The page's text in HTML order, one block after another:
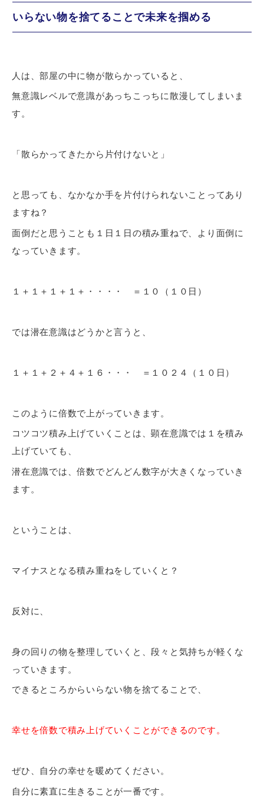
いらない物を捨てることで未来を掴める
人は、部屋の中に物が散らかっていると、
無意識レベルで意識があっちこっちに散漫してしまいま
す。
「散らかってきたから片付けないと」
と思っても、なかなか手を片付けられないことってあり
ますね？
面倒だと思うことも１日１日の積み重ねで、より面倒に
なっていきます。
１＋１＋１＋１＋・・・・ ＝１０（１０日）
では潜在意識はどうかと言うと、
１＋１＋２＋４＋１６・・・ ＝１０２４（１０日）
このように倍数で上がっていきます。
コツコツ積み上げていくことは、顕在意識では１を積み
上げていても、
潜在意識では、倍数でどんどん数字が大きくなっていき
ます。
ということは、
マイナスとなる積み重ねをしていくと？
反対に、
身の回りの物を整理していくと、段々と気持ちが軽くな
っていきます。
できるところからいらない物を捨てることで、
幸せを倍数で積み上げていくことができるのです。
ぜひ、自分の幸せを暖めてください。
自分に素直に生きることが一番です。